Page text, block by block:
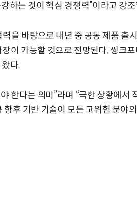
하는 것이 핵심 경쟁력”이라고 강
을 바탕으로 내년 중 공동 제품 출
이 가능할 것으로 전망된다. 씽크
다.
한다는 의미”라며 “극한 상황에서
후 기반 기술이 모든 고위험 분야